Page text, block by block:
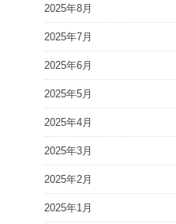
2025年8月
2025年7月
2025年6月
2025年5月
2025年4月
2025年3月
2025年2月
2025年1月